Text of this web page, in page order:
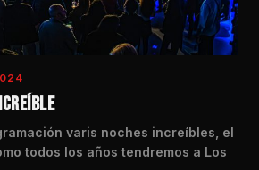
varis noches increíbles, el
todos los años tendremos a Los